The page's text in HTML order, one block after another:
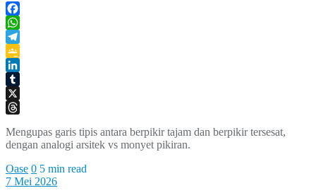
Facebook
WhatsApp
Telegram
Google
Classroom
LinkedIn
Tumblr
X
Mengupas garis tipis antara berpikir tajam dan berpikir tersesat,
dengan analogi arsitek vs monyet pikiran.
Oase 0 5 min read
7 Mei 2026